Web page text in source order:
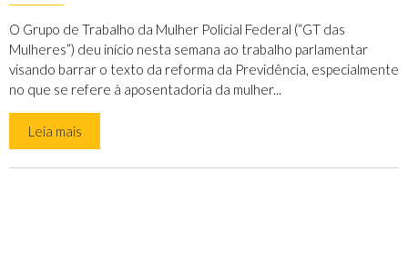
O Grupo de Trabalho da Mulher Policial Federal (“GT das
Mulheres”) deu início nesta semana ao trabalho parlamentar
visando barrar o texto da reforma da Previdência, especialmente
no que se refere à aposentadoria da mulher...
Leia mais